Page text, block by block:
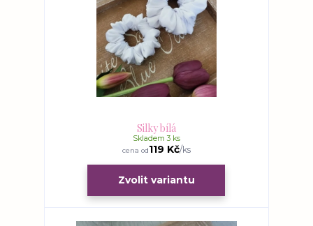
Silky bílá
cena od119 Kč/ks
Skladem 3 ks
Zvolit variantu